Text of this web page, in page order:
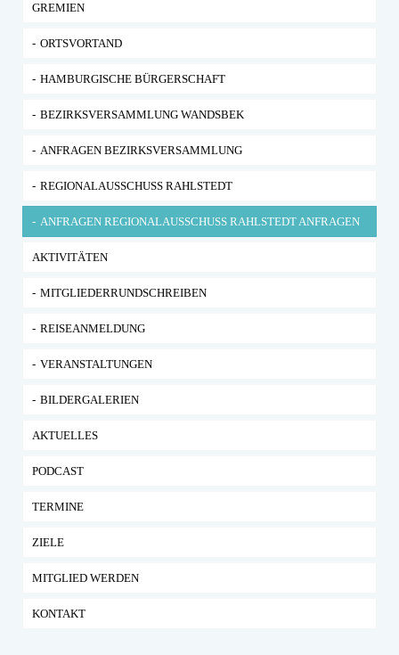
GREMIEN
ORTSVORTAND
HAMBURGISCHE BÜRGERSCHAFT
BEZIRKSVERSAMMLUNG WANDSBEK
ANFRAGEN BEZIRKSVERSAMMLUNG
REGIONALAUSSCHUSS RAHLSTEDT
ANFRAGEN REGIONALAUSSCHUSS RAHLSTEDT ANFRAGEN
AKTIVITÄTEN
MITGLIEDERRUNDSCHREIBEN
REISEANMELDUNG
VERANSTALTUNGEN
BILDERGALERIEN
AKTUELLES
PODCAST
TERMINE
ZIELE
MITGLIED WERDEN
KONTAKT